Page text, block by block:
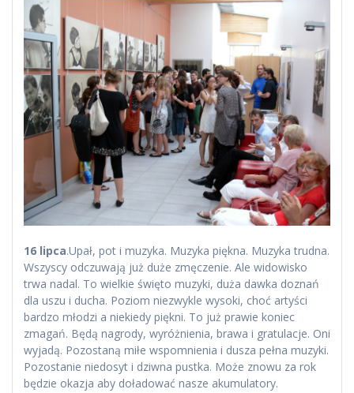
16 lipca.Upał, pot i muzyka. Muzyka piękna. Muzyka trudna.
Wszyscy odczuwają już duże zmęczenie. Ale widowisko
trwa nadal. To wielkie święto muzyki, duża dawka doznań
dla uszu i ducha. Poziom niezwykle wysoki, choć artyści
bardzo młodzi a niekiedy piękni. To już prawie koniec
zmagań. Będą nagrody, wyróżnienia, brawa i gratulacje. Oni
wyjadą. Pozostaną miłe wspomnienia i dusza pełna muzyki.
Pozostanie niedosyt i dziwna pustka. Może znowu za rok
będzie okazja aby doładować nasze akumulatory.